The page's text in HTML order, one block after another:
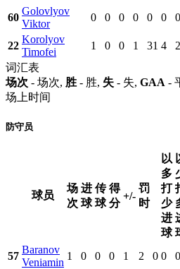
60
Golovlyov
Viktor
0 0 0 0 0 0 0
22
Korolyov
Timofei
1 0 0 1 31 4
词汇表
场次 - 场次, 胜 - 胜, 失 - 失, GAA -
场上时间
防守员
球员
场
次
进
球
传
球
得
分
+/-
罚
时
以
多
打
少
进
球
57
Baranov
Veniamin
1 0 0 0 1 2 0 0 0